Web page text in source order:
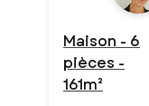
Maison - 6
pièces -
161m²